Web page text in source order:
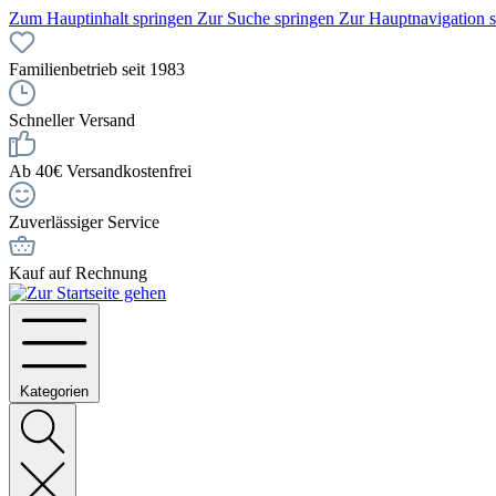
Zum Hauptinhalt springen Zur Suche springen Zur Hauptnavigation
Familienbetrieb seit 1983
Schneller Versand
Ab 40€ Versandkostenfrei
Zuverlässiger Service
Kauf auf Rechnung
Kategorien